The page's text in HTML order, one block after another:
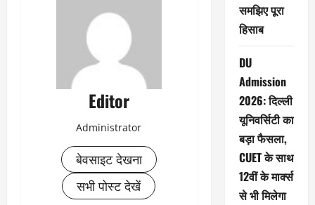
Editor
Administrator
बेवसाइट देखना
सभी पोस्ट देखें
समझिए पूरा
हिसाब
DU
Admission
2026: दिल्ली
यूनिवर्सिटी का
बड़ा फैसला,
CUET के साथ
12वीं के मार्क्स
से भी मिलेगा